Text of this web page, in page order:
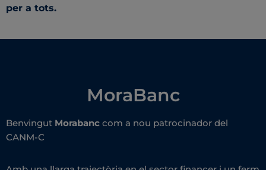
per a tots.
MoraBanc
Benvingut Morabanc com a nou patrocinador del
CANM-C